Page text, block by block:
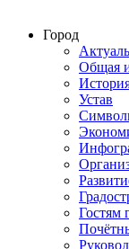
Город
Общая
Устав
Гостям